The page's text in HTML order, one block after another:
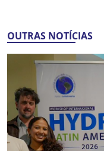
OUTRAS NOTÍCIAS